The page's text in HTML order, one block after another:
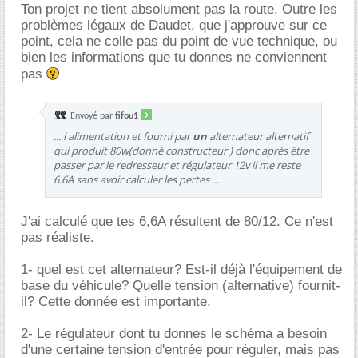
Ton projet ne tient absolument pas la route. Outre les
problèmes légaux de Daudet, que j'approuve sur ce
point, cela ne colle pas du point de vue technique, ou
bien les informations que tu donnes ne conviennent
pas
Envoyé par fifou1
... l alimentation et fourni parun alternateur alternatif
qui produit 80w(donné constructeur ) donc après être
passer par le redresseur et régulateur 12v il me reste
6.6A sans avoir calculer les pertes ...
J'ai calculé que tes 6,6A résultent de 80/12. Ce n'est
pas réaliste.
1- quel est cet alternateur? Est-il déjà l'équipement de
base du véhicule? Quelle tension (alternative) fournit-
il? Cette donnée est importante.
2- Le régulateur dont tu donnes le schéma a besoin
d'une certaine tension d'entrée pour réguler, mais pas